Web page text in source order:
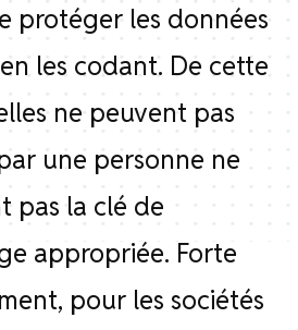
protéger les données
les codant. De cette
ne peuvent pas
une personne ne
pas la clé de
appropriée. Forte
pour les sociétés